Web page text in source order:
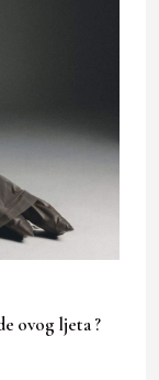
ovog ljeta ?